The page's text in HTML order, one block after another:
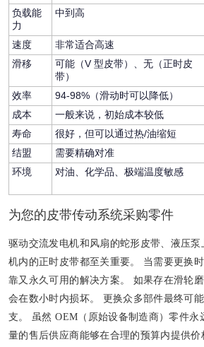
负载能
力
中到高
速度 非常适合高速
滑移
可能（V 型皮带）、无（正时皮
带）
效率 94-98%（滑动时可以降低）
成本
一般来说，初始成本较低
寿命
很好，但可以通过热/油缩短
结盟
需要精确对准
环境
对油、化学品、极端温度敏感
为您的皮带传动系统采购零件
驱动交流发电机和风扇的蛇形皮带、液压
机内的正时皮带都至关重要。 当需要更换
靠又永久可用的解决方案。 如果存在滑轮
会在数小时内损坏。 更换众多部件最终可
支。 虽然 OEM（原始设备制造商）零件永
量的售后供应商能够在合理的预算内提供